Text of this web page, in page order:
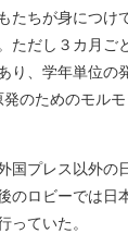
たちが身につけ
ただし３カ月ご
り、学年単位の
のためのモル
国プレス以外の
のロビーでは日
っていた。